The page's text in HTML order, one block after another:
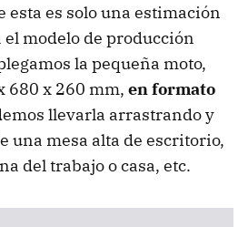
es solo una estimación
modelo de producción
la pequeña moto,
680 x 260 mm, en formato
llevarla arrastrando y
una mesa alta de escritorio,
del trabajo o casa, etc.